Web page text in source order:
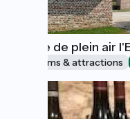
Musée de plein air
Museums & attractions